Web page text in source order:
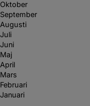
Oktober
September
Augusti
Juli
Juni
Maj
April
Mars
Februari
Januari